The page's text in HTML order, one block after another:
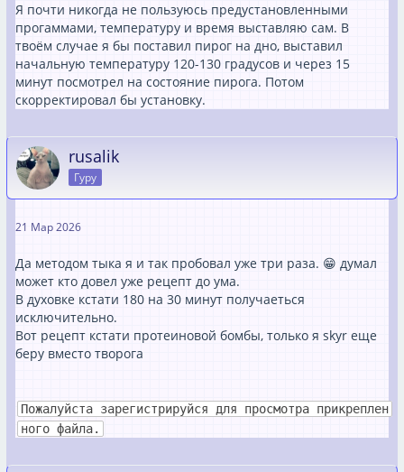
Я почти никогда не пользуюсь предустановленными
прогаммами, температуру и время выставляю сам. В
твоём случае я бы поставил пирог на дно, выставил
начальную температуру 120-130 градусов и через 15
минут посмотрел на состояние пирога. Потом
скорректировал бы установку.
rusalik
Гуру
21 Мар 2026
Да методом тыка я и так пробовал уже три раза. 😁 думал
может кто довел уже рецепт до ума.
В духовке кстати 180 на 30 минут получаеться
исключительно.
Вот рецепт кстати протеиновой бомбы, только я skyr еще
беру вместо творога
Пожалуйста зарегистрируйся для просмотра прикреплен
ного файла.